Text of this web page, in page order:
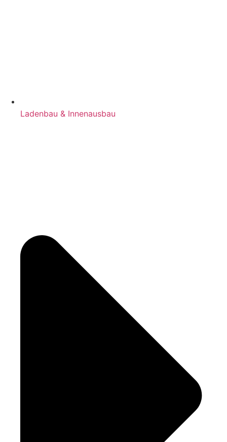
Ladenbau & Innenausbau